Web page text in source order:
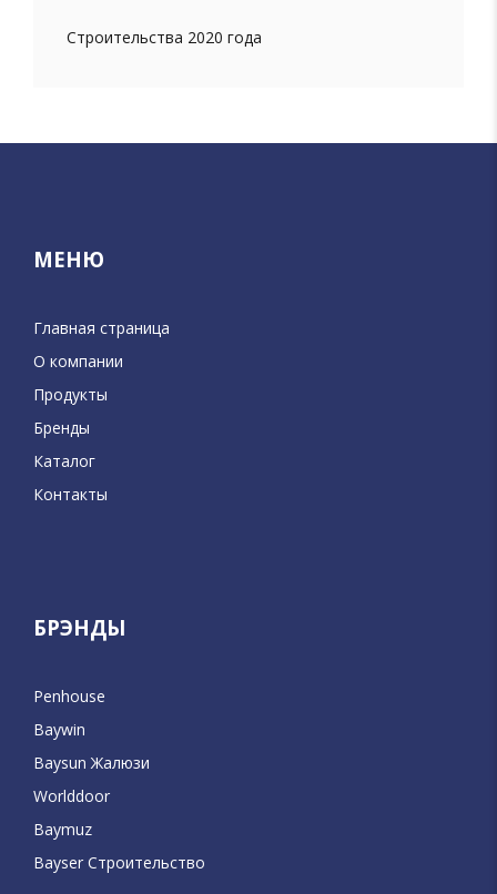
Строительства 2020 года
МЕНЮ
Главная страница
О компании
Продукты
Бренды
Каталог
Контакты
БРЭНДЫ
Penhouse
Baywin
Baysun Жалюзи
Worlddoor
Baymuz
Bayser Строительство